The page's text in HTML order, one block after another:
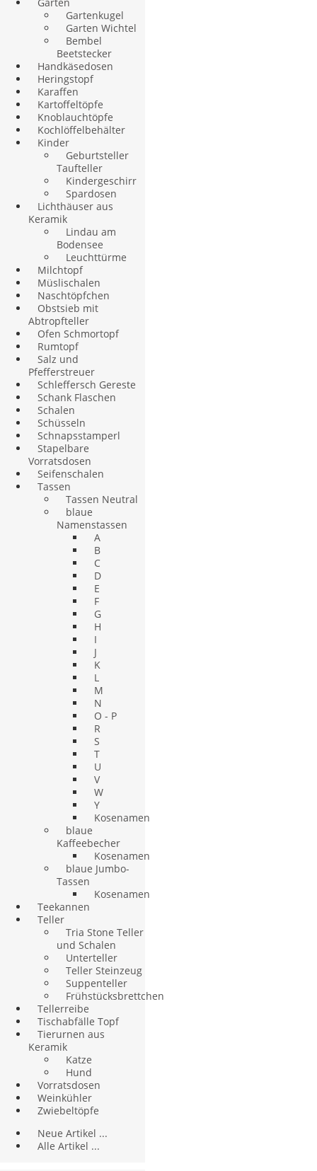
Gartenkugel
Garten Wichtel
Bembel
Beetstecker
Handkäsedosen
Heringstopf
Karaffen
Kartoffeltöpfe
Knoblauchtöpfe
Kochlöffelbehälter
Kinder
Geburtsteller
Taufteller
Kindergeschirr
Spardosen
Lichthäuser aus
Keramik
Lindau am
Bodensee
Leuchttürme
Milchtopf
Müslischalen
Naschtöpfchen
Obstsieb mit
Abtropfteller
Ofen Schmortopf
Rumtopf
Salz und
Pfefferstreuer
Schleffersch Gereste
Schank Flaschen
Schalen
Schüsseln
Schnapsstamperl
Stapelbare
Vorratsdosen
Seifenschalen
Tassen
Tassen Neutral
blaue
Namenstassen
A
B
C
D
E
F
G
H
I
J
K
L
M
N
O - P
R
S
T
U
V
W
Y
Kosenamen
blaue
Kaffeebecher
Kosenamen
blaue Jumbo-
Tassen
Kosenamen
Teekannen
Teller
Tria Stone Teller
und Schalen
Unterteller
Teller Steinzeug
Suppenteller
Frühstücksbrettchen
Tellerreibe
Tischabfälle Topf
Tierurnen aus
Keramik
Katze
Hund
Vorratsdosen
Weinkühler
Zwiebeltöpfe
Neue Artikel ...
Alle Artikel ...